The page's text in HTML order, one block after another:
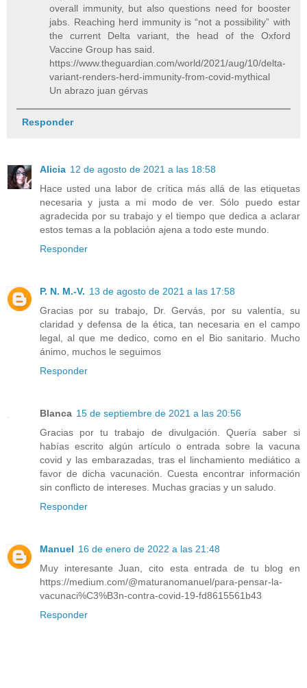
overall immunity, but also questions need for booster
jabs. Reaching herd immunity is “not a possibility” with
the current Delta variant, the head of the Oxford
Vaccine Group has said.
https://www.theguardian.com/world/2021/aug/10/delta-
variant-renders-herd-immunity-from-covid-mythical
Un abrazo juan gérvas
Responder
Alicia 12 de agosto de 2021 a las 18:58
Hace usted una labor de crítica más allá de las etiquetas
necesaria y justa a mi modo de ver. Sólo puedo estar
agradecida por su trabajo y el tiempo que dedica a aclarar
estos temas a la población ajena a todo este mundo.
Responder
P. N. M.-V. 13 de agosto de 2021 a las 17:58
Gracias por su trabajo, Dr. Gervás, por su valentía, su
claridad y defensa de la ética, tan necesaria en el campo
legal, al que me dedico, como en el Bio sanitario. Mucho
ánimo, muchos le seguimos
Responder
Blanca 15 de septiembre de 2021 a las 20:56
Gracias por tu trabajo de divulgación. Quería saber si
habías escrito algún artículo o entrada sobre la vacuna
covid y las embarazadas, tras el linchamiento mediático a
favor de dicha vacunación. Cuesta encontrar información
sin conflicto de intereses. Muchas gracias y un saludo.
Responder
Manuel 16 de enero de 2022 a las 21:48
Muy interesante Juan, cito esta entrada de tu blog en
https://medium.com/@maturanomanuel/para-pensar-la-
vacunaci%C3%B3n-contra-covid-19-fd8615561b43
Responder